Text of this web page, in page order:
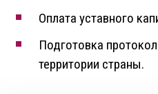
Оплата уставного
Подготовка
территории страны.